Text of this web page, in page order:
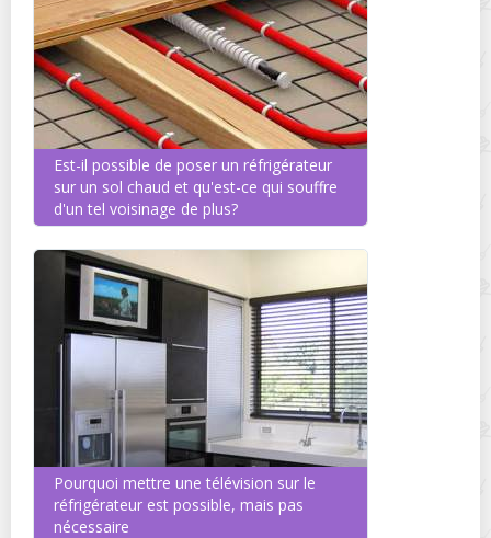
Est-il possible de poser un réfrigérateur
sur un sol chaud et qu'est-ce qui souffre
d'un tel voisinage de plus?
Pourquoi mettre une télévision sur le
réfrigérateur est possible, mais pas
nécessaire